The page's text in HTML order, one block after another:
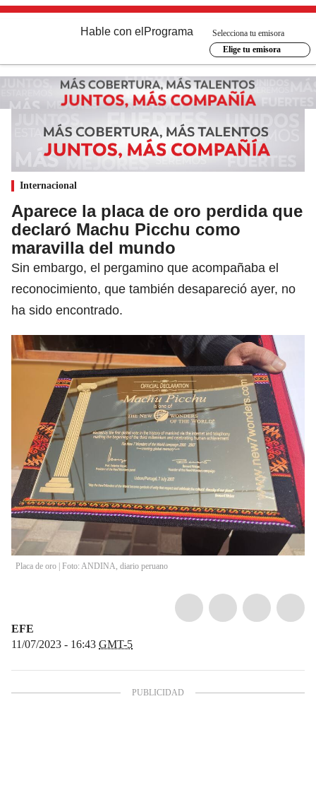
Hable con el Programa
Selecciona tu emisora
Elige tu emisora
Internacional
Aparece la placa de oro perdida que
declaró Machu Picchu como
maravilla del mundo
Sin embargo, el pergamino que acompañaba el
reconocimiento, que también desapareció ayer, no
ha sido encontrado.
Placa de oro | Foto: ANDINA, diario peruano
EFE
11/07/2023 - 16:43 GMT-5